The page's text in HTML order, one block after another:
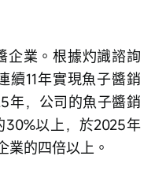
企業。根據灼識諮詢
續11年實現魚子醬銷
年，公司的魚子醬銷
30%以上，於2025年
業的四倍以上。